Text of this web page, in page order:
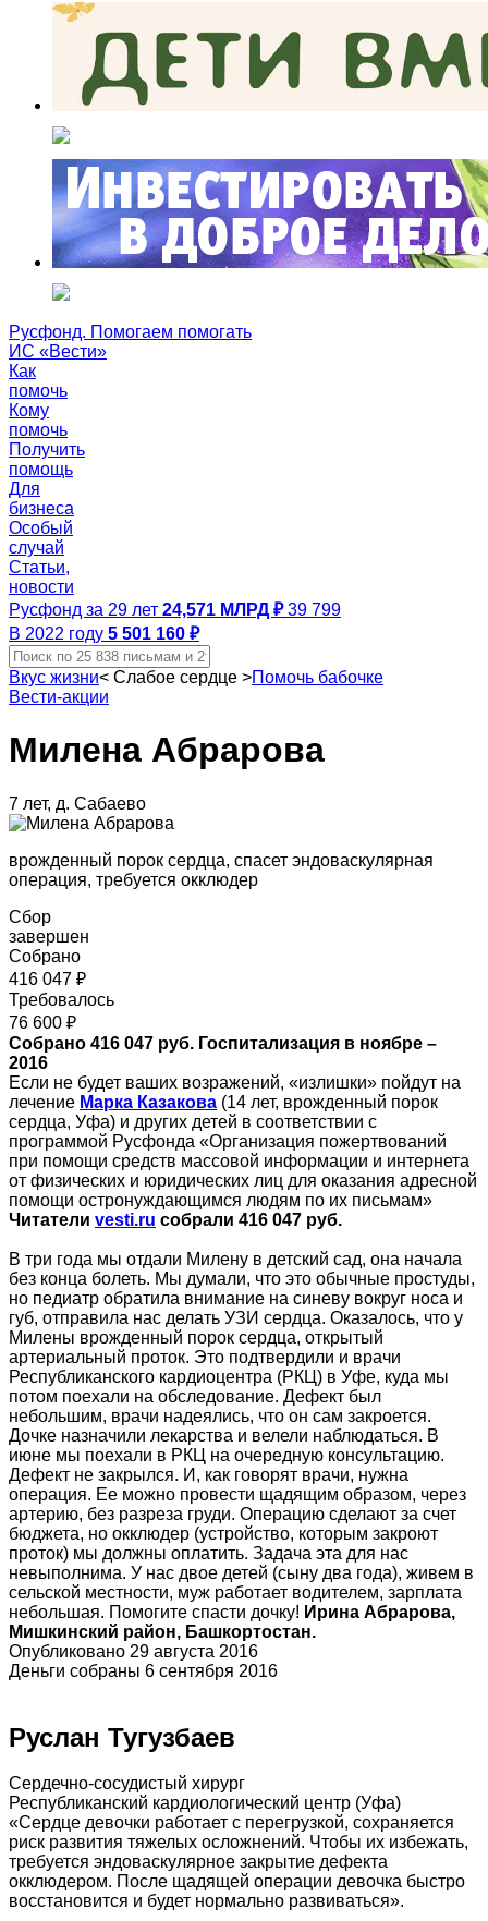
Русфонд. Помогаем помогать
ИС «Вести»
Как
помочь
Кому
помочь
Получить
помощь
Для
бизнеса
Особый
случай
Статьи,
новости
Русфонд за 29 лет 24,571 МЛРД ₽ 39 799
В 2022 году 5 501 160 ₽
Вкус жизни< Слабое сердце >Помочь бабочке
Вести-акции
Милена Абрарова
7 лет, д. Сабаево
врожденный порок сердца, спасет эндоваскулярная
операция, требуется окклюдер
Сбор
завершен
Собрано
416 047 ₽
Требовалось
76 600 ₽
Собрано 416 047 руб. Госпитализация в ноябре –
2016
Если не будет ваших возражений, «излишки» пойдут на
лечение Марка Казакова (14 лет, врожденный порок
сердца, Уфа) и других детей в соответствии с
программой Русфонда «Организация пожертвований
при помощи средств массовой информации и интернета
от физических и юридических лиц для оказания адресной
помощи остронуждающимся людям по их письмам»
Читатели vesti.ru собрали 416 047 руб.
В три года мы отдали Милену в детский сад, она начала
без конца болеть. Мы думали, что это обычные простуды,
но педиатр обратила внимание на синеву вокруг носа и
губ, отправила нас делать УЗИ сердца. Оказалось, что у
Милены врожденный порок сердца, открытый
артериальный проток. Это подтвердили и врачи
Республиканского кардиоцентра (РКЦ) в Уфе, куда мы
потом поехали на обследование. Дефект был
небольшим, врачи надеялись, что он сам закроется.
Дочке назначили лекарства и велели наблюдаться. В
июне мы поехали в РКЦ на очередную консультацию.
Дефект не закрылся. И, как говорят врачи, нужна
операция. Ее можно провести щадящим образом, через
артерию, без разреза груди. Операцию сделают за счет
бюджета, но окклюдер (устройство, которым закроют
проток) мы должны оплатить. Задача эта для нас
невыполнима. У нас двое детей (сыну два года), живем в
сельской местности, муж работает водителем, зарплата
небольшая. Помогите спасти дочку! Ирина Абрарова,
Мишкинский район, Башкортостан.
Опубликовано 29 августа 2016
Деньги собраны 6 сентября 2016
Руслан Тугузбаев
Сердечно-сосудистый хирург
Республиканский кардиологический центр (Уфа)
«Сердце девочки работает с перегрузкой, сохраняется
риск развития тяжелых осложнений. Чтобы их избежать,
требуется эндоваскулярное закрытие дефекта
окклюдером. После щадящей операции девочка быстро
восстановится и будет нормально развиваться».